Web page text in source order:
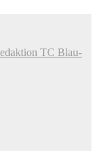
TC Blau-